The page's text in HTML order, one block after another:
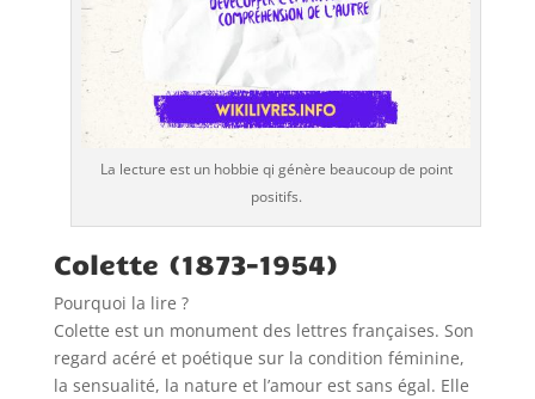
La lecture est un hobbie qi génère beaucoup de point
positifs.
Colette (1873–1954)
Pourquoi la lire ?
Colette est un monument des lettres françaises. Son
regard acéré et poétique sur la condition féminine,
la sensualité, la nature et l’amour est sans égal. Elle